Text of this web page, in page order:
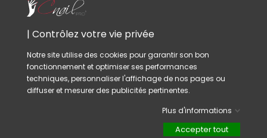
Conseil :
Pour une tenue optimale, assurez-vous de
sceller les glitters avec un top coat / Finition
de qualité adapté à la technique de
manucure que vous avez choisie.
Après catalysation, dépolisser les irrégularités
afin d'avoir un rendu parfaitement lisse.
Variez les couleurs des glitters pour créer des
| Contrôlez votre vie privée
Notre site utilise des cookies pour garantir son bon
fonctionnement et optimiser ses performances
techniques, personnaliser l'affichage de nos pages ou
diffuser et mesurer des publicités pertinentes.
Plus d'informations
Accepter tout